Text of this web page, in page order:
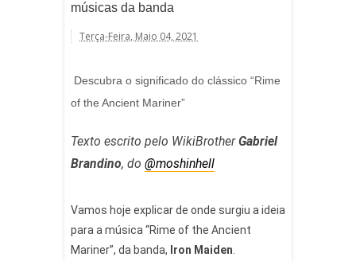
músicas da banda
Terça-Feira, Maio 04, 2021
Descubra o significado do clássico “Rime
of the Ancient Mariner”
Texto escrito pelo WikiBrotherGabriel
Brandino, do @moshinhell
Vamos hoje explicar de onde surgiu a ideia
para a música “Rime of the Ancient
Mariner”, da banda, Iron Maiden